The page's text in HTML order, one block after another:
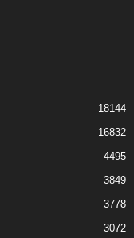
18144
16832
4495
3849
3778
3072